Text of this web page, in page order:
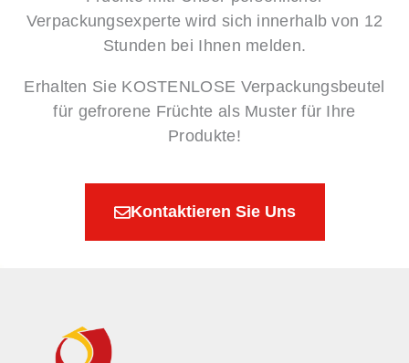
Verpackungsexperte wird sich innerhalb von 12
Stunden bei Ihnen melden.
Erhalten Sie KOSTENLOSE Verpackungsbeutel
für gefrorene Früchte als Muster für Ihre
Produkte!
Kontaktieren Sie Uns